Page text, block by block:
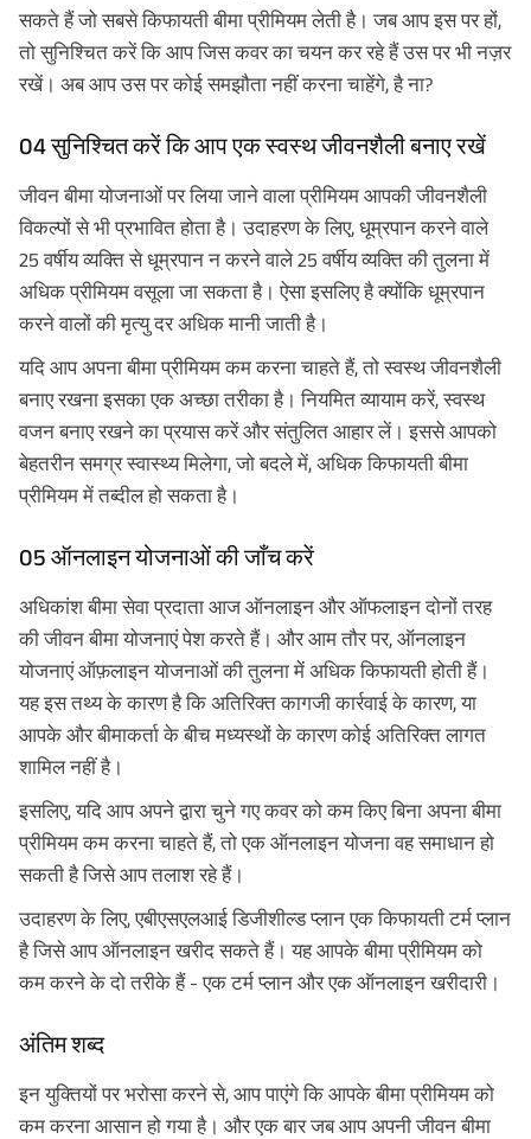
Plan Smarter, Live Better!
GET A CALL BACK!
सकते हैं जो सबसे किफायती बीमा प्रीमियम लेती है। जब आप इस पर हों,
तो सुनिश्चित करें कि आप जिस कवर का चयन कर रहे हैं उस पर भी नज़र
रखें। अब आप उस पर कोई समझौता नहीं करना चाहेंगे, है ना?
04 सुनिश्चित करें कि आप एक स्वस्थ जीवनशैली बनाए रखें
जीवन बीमा योजनाओं पर लिया जाने वाला प्रीमियम आपकी जीवनशैली
विकल्पों से भी प्रभावित होता है। उदाहरण के लिए, धूम्रपान करने वाले
25 वर्षीय व्यक्ति से धूम्रपान न करने वाले 25 वर्षीय व्यक्ति की तुलना में
अधिक प्रीमियम वसूला जा सकता है। ऐसा इसलिए है क्योंकि धूम्रपान
करने वालों की मृत्यु दर अधिक मानी जाती है।
यदि आप अपना बीमा प्रीमियम कम करना चाहते हैं, तो स्वस्थ जीवनशैली
बनाए रखना इसका एक अच्छा तरीका है। नियमित व्यायाम करें, स्वस्थ
वजन बनाए रखने का प्रयास करें और संतुलित आहार लें। इससे आपको
बेहतरीन समग्र स्वास्थ्य मिलेगा, जो बदले में, अधिक किफायती बीमा
प्रीमियम में तब्दील हो सकता है।
05 ऑनलाइन योजनाओं की जाँच करें
अधिकांश बीमा सेवा प्रदाता आज ऑनलाइन और ऑफलाइन दोनों तरह
की जीवन बीमा योजनाएं पेश करते हैं। और आम तौर पर, ऑनलाइन
योजनाएं ऑफ़लाइन योजनाओं की तुलना में अधिक किफायती होती हैं।
यह इस तथ्य के कारण है कि अतिरिक्त कागजी कार्रवाई के कारण, या
आपके और बीमाकर्ता के बीच मध्यस्थों के कारण कोई अतिरिक्त लागत
शामिल नहीं है।
इसलिए, यदि आप अपने द्वारा चुने गए कवर को कम किए बिना अपना बीमा
प्रीमियम कम करना चाहते हैं, तो एक ऑनलाइन योजना वह समाधान हो
सकती है जिसे आप तलाश रहे हैं।
उदाहरण के लिए, एबीएसएलआई डिजीशील्ड प्लान एक किफायती टर्म प्लान
है जिसे आप ऑनलाइन खरीद सकते हैं। यह आपके बीमा प्रीमियम को
कम करने के दो तरीके हैं - एक टर्म प्लान और एक ऑनलाइन खरीदारी।
अंतिम शब्द
इन युक्तियों पर भरोसा करने से, आप पाएंगे कि आपके बीमा प्रीमियम को
कम करना आसान हो गया है। और एक बार जब आप अपनी जीवन बीमा